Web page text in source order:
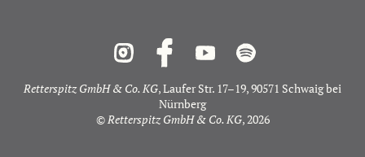
Retterspitz GmbH & Co. KG, Laufer Str. 17–19, 90571 Schwaig bei
Nürnberg
©Retterspitz GmbH & Co. KG, 2026